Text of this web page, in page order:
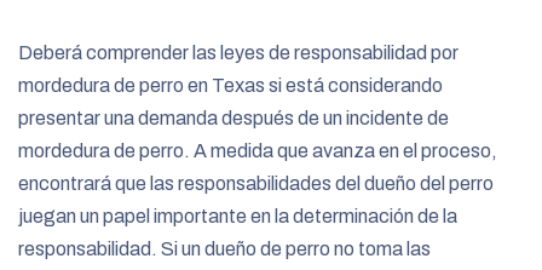
Deberá comprender las leyes de responsabilidad por
mordedura de perro en Texas si está considerando
presentar una demanda después de un incidente de
mordedura de perro. A medida que avanza en el proceso,
encontrará que las responsabilidades del dueño del perro
juegan un papel importante en la determinación de la
responsabilidad. Si un dueño de perro no toma las